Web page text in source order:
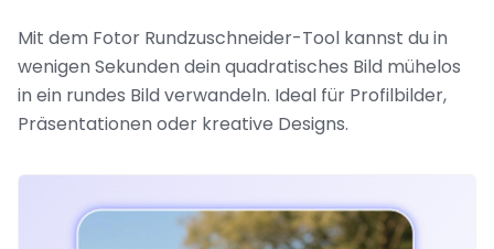
Mit dem Fotor Rundzuschneider-Tool kannst du in
wenigen Sekunden dein quadratisches Bild mühelos
in ein rundes Bild verwandeln. Ideal für Profilbilder,
Präsentationen oder kreative Designs.